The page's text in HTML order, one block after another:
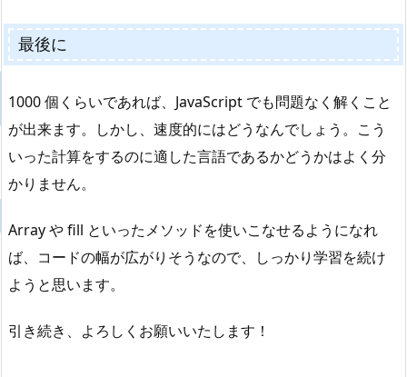
最後に
1000 個くらいであれば、JavaScript でも問題なく解くこと
が出来ます。しかし、速度的にはどうなんでしょう。こう
いった計算をするのに適した言語であるかどうかはよく分
かりません。
Array や fill といったメソッドを使いこなせるようになれ
ば、コードの幅が広がりそうなので、しっかり学習を続け
ようと思います。
引き続き、よろしくお願いいたします！